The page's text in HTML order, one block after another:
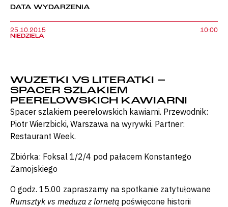
DATA WYDARZENIA
25.10.2015
NIEDZIELA
10:00
WUZETKI VS LITERATKI –
SPACER SZLAKIEM
PEERELOWSKICH KAWIARNI
Spacer szlakiem peerelowskich kawiarni. Przewodnik:
Piotr Wierzbicki, Warszawa na wyrywki. Partner:
Restaurant Week.
Zbiórka: Foksal 1/2/4 pod pałacem Konstantego
Zamojskiego
O godz. 15.00 zapraszamy na spotkanie zatytułowane
Rumsztyk vs meduza z lornetą poświęcone historii